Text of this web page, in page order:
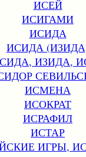
ИСЕЙ
ИСИГАМИ
ИСИДА
ИСИДА
ИЗИДА,
ИСМЕНА
ИСОКРАТ
ИСРАФИЛ
ИСТАР
ИГРЫ,